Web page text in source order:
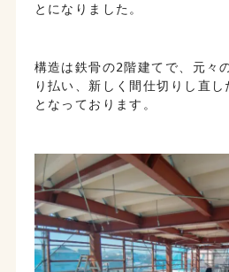
とになりました。
構造は鉄骨の2階建てで、元々
り払い、新しく間仕切りし直
となっております。